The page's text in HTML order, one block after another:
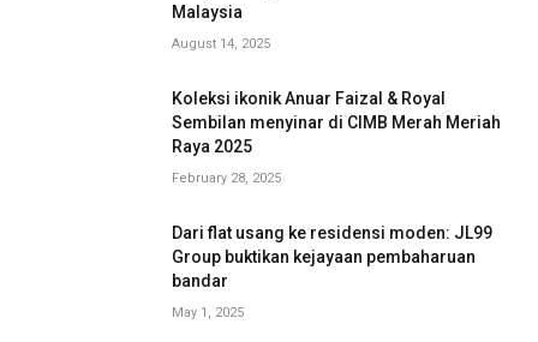
Malaysia
August 14, 2025
Koleksi ikonik Anuar Faizal & Royal
Sembilan menyinar di CIMB Merah Meriah
Raya 2025
February 28, 2025
Dari flat usang ke residensi moden: JL99
Group buktikan kejayaan pembaharuan
bandar
May 1, 2025